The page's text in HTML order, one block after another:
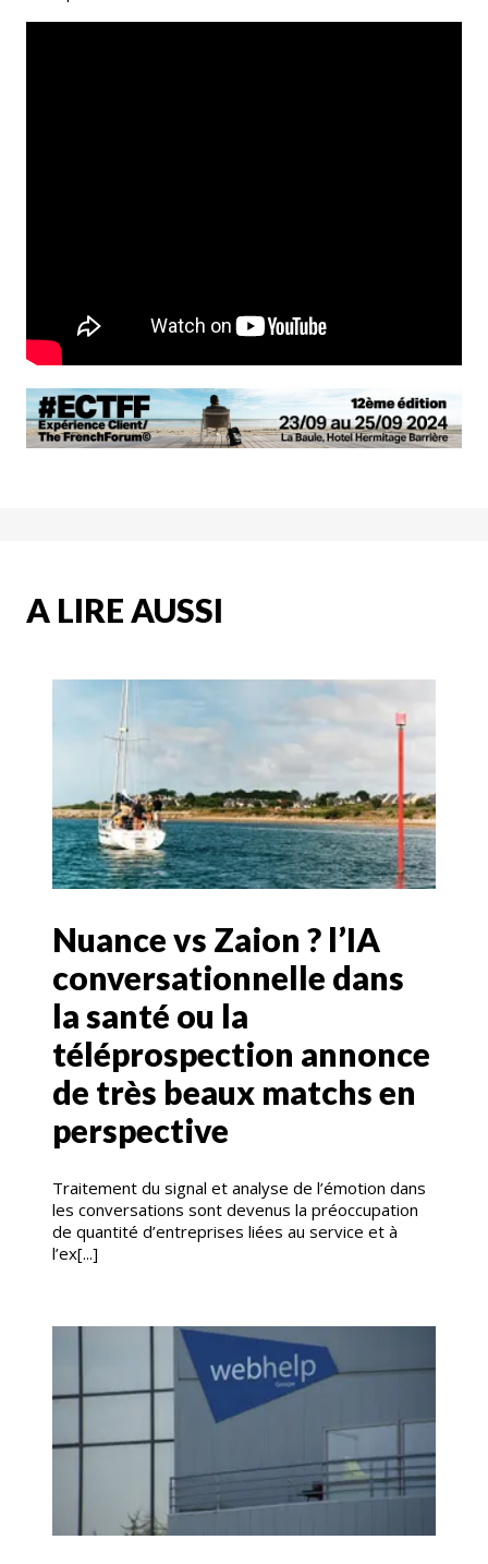
A LIRE AUSSI
Nuance vs Zaion ? l’IA
conversationnelle dans
la santé ou la
téléprospection annonce
de très beaux matchs en
perspective
Traitement du signal et analyse de l’émotion dans
les conversations sont devenus la préoccupation
de quantité d’entreprises liées au service et à
l’ex[...]